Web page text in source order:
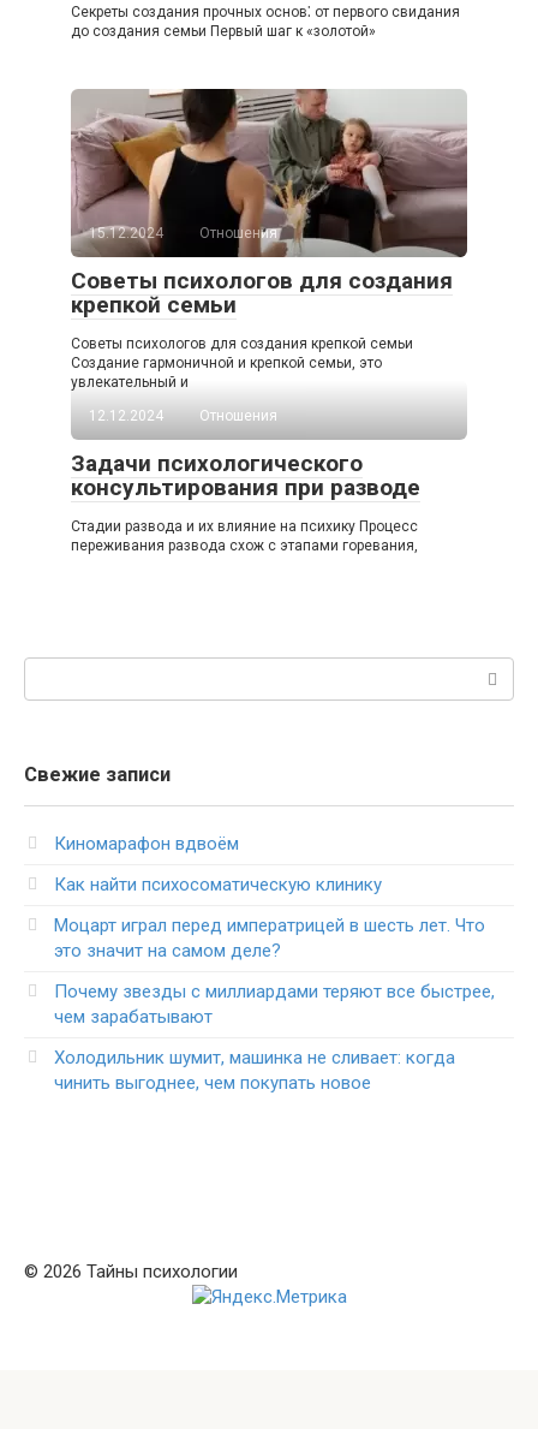
Секреты создания прочных основ⁚ от первого свидания
до создания семьи Первый шаг к «золотой»
15.12.2024 Отношения
Советы психологов для создания
крепкой семьи
Советы психологов для создания крепкой семьи
Создание гармоничной и крепкой семьи, это
увлекательный и
12.12.2024
Отношения
Задачи психологического
консультирования при разводе
Стадии развода и их влияние на психику Процесс
переживания развода схож с этапами горевания,
Свежие записи
Киномарафон вдвоём
Как найти психосоматическую клинику
Моцарт играл перед императрицей в шесть лет. Что
это значит на самом деле?
Почему звезды с миллиардами теряют все быстрее,
чем зарабатывают
Холодильник шумит, машинка не сливает: когда
чинить выгоднее, чем покупать новое
© 2026 Тайны психологии